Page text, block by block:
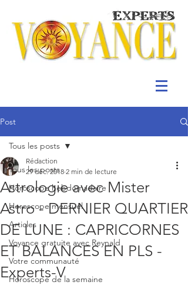
Post
Tous les posts
Horoscope hebdomadaire
Horoscope mensuel
Articles
Voyance gratuite avec Reynald
Votre communauté
Horoscope de la semaine
Tous les posts
Astrologie avec Mister
Astro - DERNIER QUARTIER
DE LUNE : CAPRICORNES
ET BALANCES EN PLS -
Experts-V
Rédaction
29 déc. 2018 2 min de lecture